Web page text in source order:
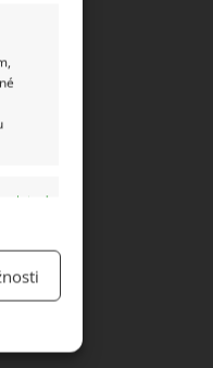
aktivní